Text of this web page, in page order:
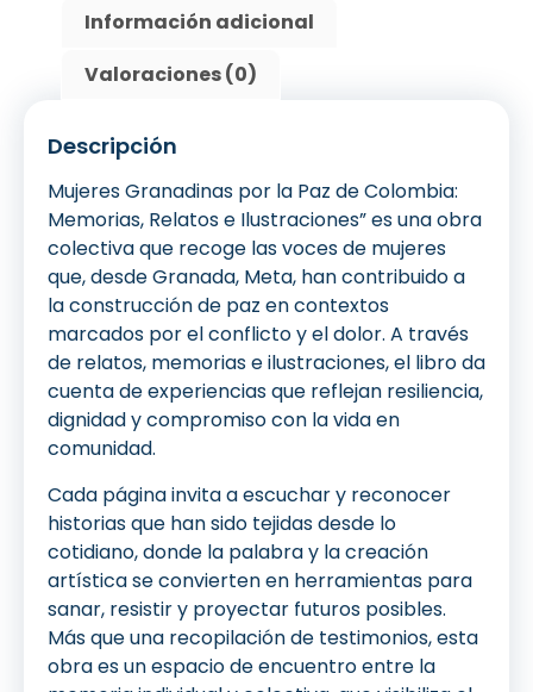
Información adicional
Valoraciones (0)
Descripción
Mujeres Granadinas por la Paz de Colombia:
Memorias, Relatos e Ilustraciones” es una obra
colectiva que recoge las voces de mujeres
que, desde Granada, Meta, han contribuido a
la construcción de paz en contextos
marcados por el conflicto y el dolor. A través
de relatos, memorias e ilustraciones, el libro da
cuenta de experiencias que reflejan resiliencia,
dignidad y compromiso con la vida en
comunidad.
Cada página invita a escuchar y reconocer
historias que han sido tejidas desde lo
cotidiano, donde la palabra y la creación
artística se convierten en herramientas para
sanar, resistir y proyectar futuros posibles.
Más que una recopilación de testimonios, esta
obra es un espacio de encuentro entre la